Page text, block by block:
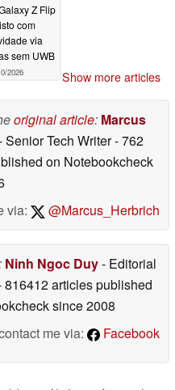
Z Flip
com
via
sem UWB
2026 Show more articles
original article: Marcus
Senior Tech Writer- 762
on Notebookcheck
via:
@Marcus_Herbrich
Ninh Ngoc Duy- Editorial
816412 articles published
since 2008
me via:
Facebook